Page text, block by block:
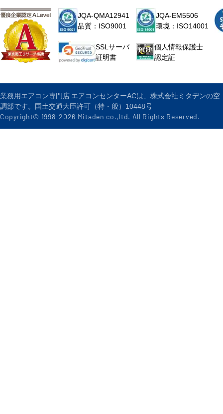
JQA-QMA12941
品質：ISO9001
JQA-EM5506
環境：ISO14001
SSLサーバ
証明書
個人情報保護士
認定証
業務用エアコン専門店 エアコンセンターACは、株式会社ミタデンの空
調部です。国土交通大臣許可（特・般）10448号
Copyright© 1998-2026 Mitaden co.,ltd. All Rights Reserved.